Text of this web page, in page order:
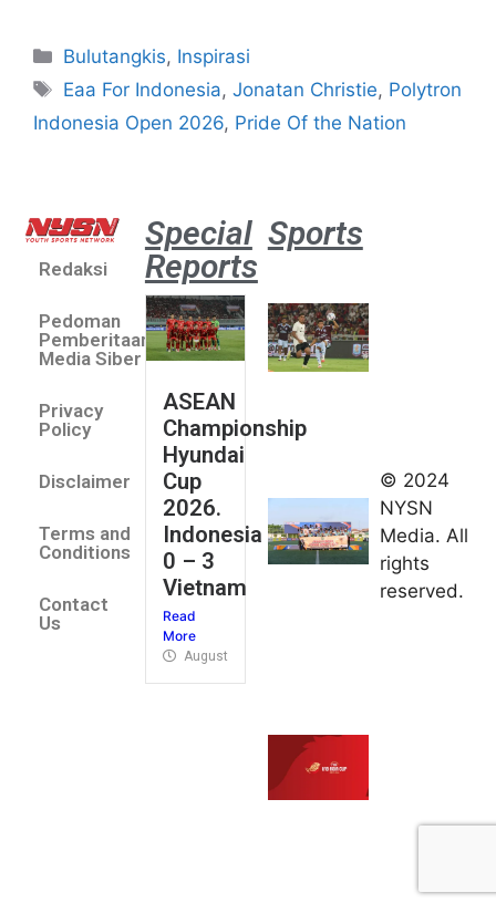
Bulutangkis, Inspirasi
Eaa For Indonesia,Jonatan Christie, Polytron
Indonesia Open 2026, Pride Of the Nation
Redaksi
Pedoman
Pemberitaan
Media Siber
Privacy
Policy
Disclaimer
Terms and
Conditions
Contact
Us
Special
Reports
ASEAN
Championship
Hyundai
Cup
2026.
Indonesia
0 – 3
Vietnam
Read
More
August 4, 2026
Sports
umum
Kejurnas
Panahan
Junior di
Kudus
grup
© 2024
NYSN
Media. All
rights
reserved.